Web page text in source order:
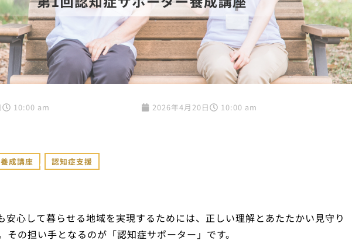
10:00 am 2026年4月20日 10:00 am
成講座 , 認知症支援
安心して暮らせる地域を実現するためには、正しい理解とあたたかい見守り
その担い手となるのが「認知症サポーター」です。